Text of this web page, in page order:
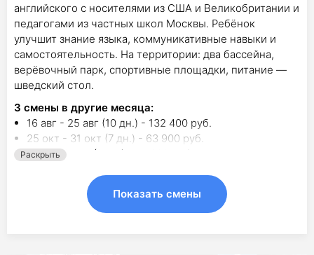
английского с носителями из США и Великобритании и
педагогами из частных школ Москвы. Ребёнок
улучшит знание языка, коммуникативные навыки и
самостоятельность. На территории: два бассейна,
верёвочный парк, спортивные площадки, питание —
шведский стол.
3 смены в другие месяца:
16 авг - 25 авг (10 дн.) - 132 400 руб.
25 окт - 31 окт (7 дн.) - 63 900 руб.
2 янв - 9 янв (8 дн.) - 75 300 руб.
Раскрыть
Показать смены